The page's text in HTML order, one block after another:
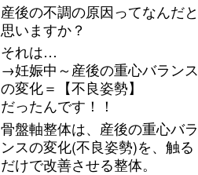
産後の不調の原因ってなんだと
思いますか？
それは…
→妊娠中～産後の重心バランス
の変化＝【不良姿勢】
だったんです！！
骨盤軸整体は、産後の重心バラ
ンスの変化(不良姿勢)を、触る
だけで改善させる整体。